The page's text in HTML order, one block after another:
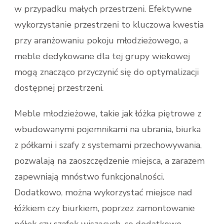
w przypadku małych przestrzeni. Efektywne
wykorzystanie przestrzeni to kluczowa kwestia
przy aranżowaniu pokoju młodzieżowego, a
meble dedykowane dla tej grupy wiekowej
mogą znacząco przyczynić się do optymalizacji
dostępnej przestrzeni.
Meble młodzieżowe, takie jak łóżka piętrowe z
wbudowanymi pojemnikami na ubrania, biurka
z półkami i szafy z systemami przechowywania,
pozwalają na zaoszczędzenie miejsca, a zarazem
zapewniają mnóstwo funkcjonalności.
Dodatkowo, można wykorzystać miejsce nad
łóżkiem czy biurkiem, poprzez zamontowanie